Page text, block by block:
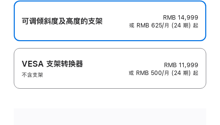
可调倾斜度及高‍度的支‍架
RMB 14,999
或 RMB 625/月 (24 期) 起
VESA 支架转换器
不含支架
RMB 11,999
或 RMB 500/月 (24 期) 起